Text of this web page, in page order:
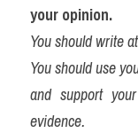
Đề thi IELTS
Advice
IELTS Advice
your opinion.​
You should write
You should use
and support
evidence.